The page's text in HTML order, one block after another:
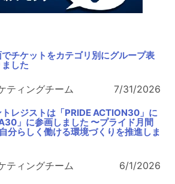
でチケットをカテゴリ別にグループ表
した
ティングチーム 7/31/2026
トレジストは「PRIDE ACTION30」に
」に参画しました 〜プライド月間
分らしく働ける環境づくりを推進しま
ティングチーム 6/1/2026